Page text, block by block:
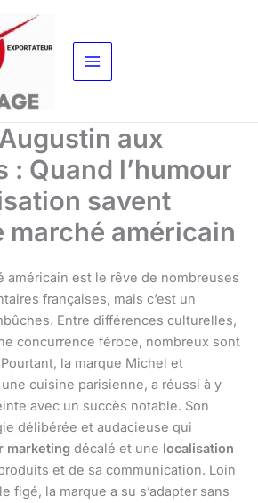
aux
: Quand l’humour
savent
marché américain
américain est le rêve de nombreuses
françaises, mais c’est un
Entre différences culturelles,
concurrence féroce, nombreux sont
la marque Michel et
cuisine parisienne, a réussi à y
avec un succès notable. Son
délibérée et audacieuse qui
marketing décalé et une localisation
et de sa communication. Loin
figé, la marque a su s’adapter sans